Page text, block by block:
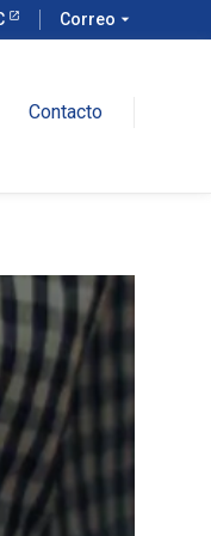
Correo arrow_drop_down
Contacto